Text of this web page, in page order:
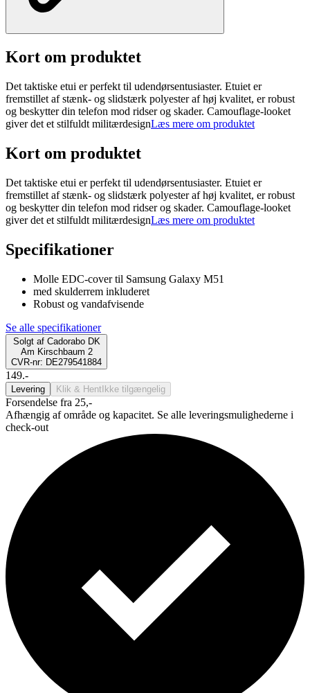
Kort om produktet
Det taktiske etui er perfekt til udendørsentusiaster. Etuiet er
fremstillet af stænk- og slidstærk polyester af høj kvalitet, er robust
og beskytter din telefon mod ridser og skader. Camouflage-looket
giver det et stilfuldt militærdesignLæs mere om produktet
Kort om produktet
Det taktiske etui er perfekt til udendørsentusiaster. Etuiet er
fremstillet af stænk- og slidstærk polyester af høj kvalitet, er robust
og beskytter din telefon mod ridser og skader. Camouflage-looket
giver det et stilfuldt militærdesignLæs mere om produktet
Specifikationer
Molle EDC-cover til Samsung Galaxy M51
med skulderrem inkluderet
Robust og vandafvisende
Se alle specifikationer
Solgt af Cadorabo DK
Am Kirschbaum 2
CVR-nr: DE279541884
149.-
Levering Klik & Hent Ikke tilgængelig
Forsendelse fra 25,-
Afhængig af område og kapacitet. Se alle leveringsmulighederne i
check-out